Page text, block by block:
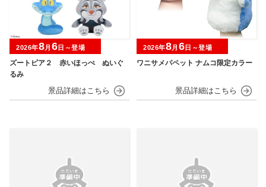
ズートピア２ 赤いほっぺ ぬいぐ
るみ
2026年8月 6日～登場
ワニサメパペット ナムコ限定カラー
2026年8月 6日～登場